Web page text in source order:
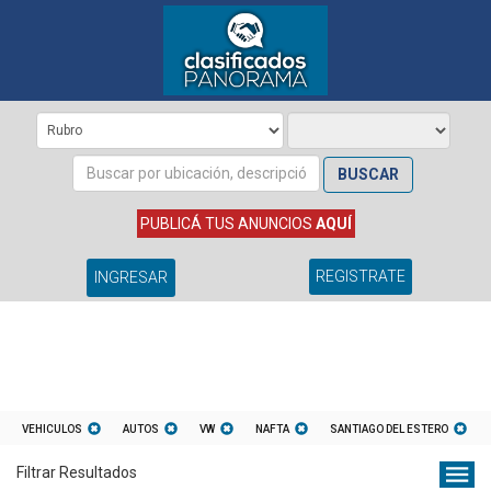
BUSCAR
PUBLICÁ TUS ANUNCIOS AQUÍ
INGRESAR REGISTRATE
VEHICULOS AUTOS VW NAFTA SANTIAGO DEL ESTERO
Filtrar Resultados